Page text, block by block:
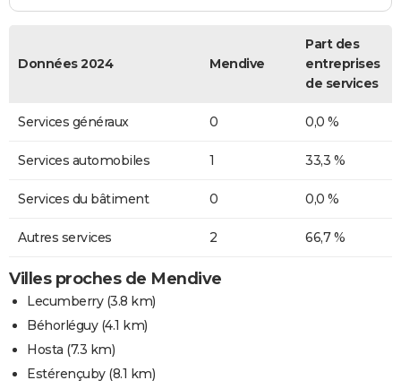
Données 2024 Mendive
Part des
entreprises
de services
Services généraux 0 0,0 %
Services automobiles 1 33,3 %
Services du bâtiment 0 0,0 %
Autres services 2 66,7 %
Villes proches de Mendive
Lecumberry(3.8 km)
Béhorléguy(4.1 km)
Hosta (7.3 km)
Estérençuby(8.1 km)